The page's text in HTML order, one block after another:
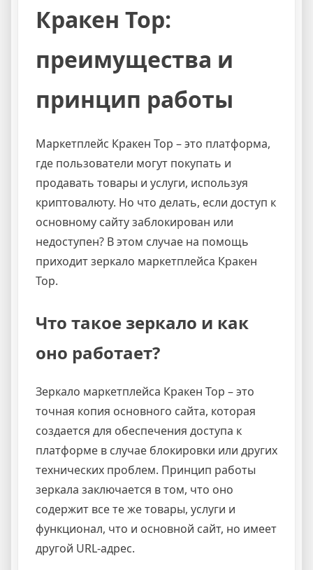
Кракен Тор:
преимущества и
принцип работы
Маркетплейс Кракен Тор – это платформа,
где пользователи могут покупать и
продавать товары и услуги, используя
криптовалюту. Но что делать, если доступ к
основному сайту заблокирован или
недоступен? В этом случае на помощь
приходит зеркало маркетплейса Кракен
Тор.
Что такое зеркало и как
оно работает?
Зеркало маркетплейса Кракен Тор – это
точная копия основного сайта, которая
создается для обеспечения доступа к
платформе в случае блокировки или других
технических проблем. Принцип работы
зеркала заключается в том, что оно
содержит все те же товары, услуги и
функционал, что и основной сайт, но имеет
другой URL-адрес.